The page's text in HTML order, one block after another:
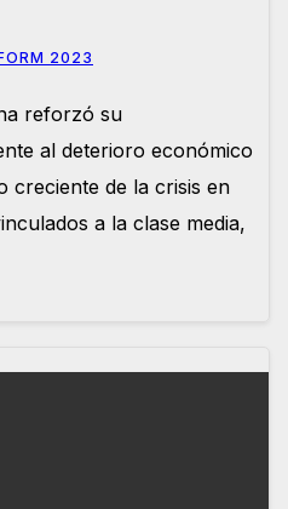
2023
reforzó su
al deterioro económico
creciente de la crisis en
a la clase media,